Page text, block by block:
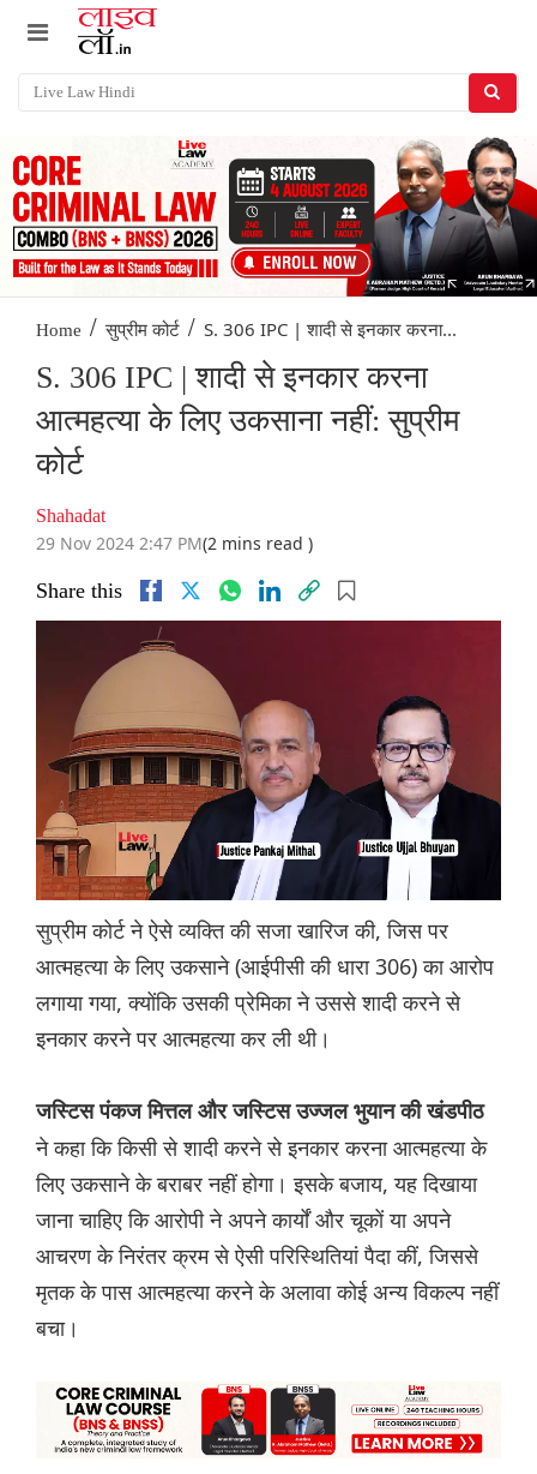
Home / सुप्रीम कोर्ट / S. 306 IPC | शादी से इनकार करना...
S. 306 IPC | शादी से इनकार करना
आत्महत्या के लिए उकसाना नहीं: सुप्रीम
कोर्ट
Shahadat
29 Nov 2024 2:47 PM(2 mins read )
Share this
सुप्रीम कोर्ट ने ऐसे व्यक्ति की सजा खारिज की, जिस पर
आत्महत्या के लिए उकसाने (आईपीसी की धारा 306) का आरोप
लगाया गया, क्योंकि उसकी प्रेमिका ने उससे शादी करने से
इनकार करने पर आत्महत्या कर ली थी।
जस्टिस पंकज मित्तल और जस्टिस उज्जल भुयान की खंडपीठ
ने कहा कि किसी से शादी करने से इनकार करना आत्महत्या के
लिए उकसाने के बराबर नहीं होगा। इसके बजाय, यह दिखाया
जाना चाहिए कि आरोपी ने अपने कार्यों और चूकों या अपने
आचरण के निरंतर क्रम से ऐसी परिस्थितियां पैदा कीं, जिससे
मृतक के पास आत्महत्या करने के अलावा कोई अन्य विकल्प नहीं
बचा।